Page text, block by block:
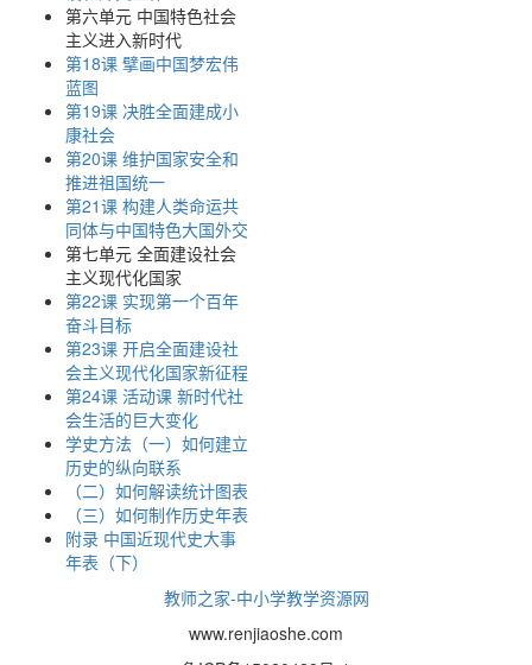
第六单元 中国特色社会
主义进入新时代
第18课 擘画中国梦宏伟
蓝图
第19课 决胜全面建成小
康社会
第20课 维护国家安全和
推进祖国统一
第21课 构建人类命运共
同体与中国特色大国外交
第七单元 全面建设社会
主义现代化国家
第22课 实现第一个百年
奋斗目标
第23课 开启全面建设社
会主义现代化国家新征程
第24课 活动课 新时代社
会生活的巨大变化
学史方法（一）如何建立
历史的纵向联系
（二）如何解读统计图表
（三）如何制作历史年表
附录 中国近现代史大事
年表（下）
教师之家-中小学教学资源网
www.renjiaoshe.com